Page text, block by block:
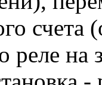
счета
реле на